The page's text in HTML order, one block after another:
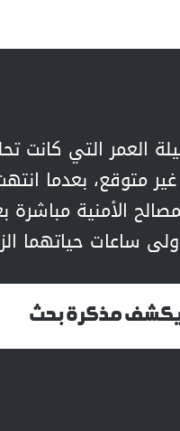
العمر التي كانت
متوقع، بعدما
الأمنية
ساعات حياتهما
يكشف مذكرة بحث